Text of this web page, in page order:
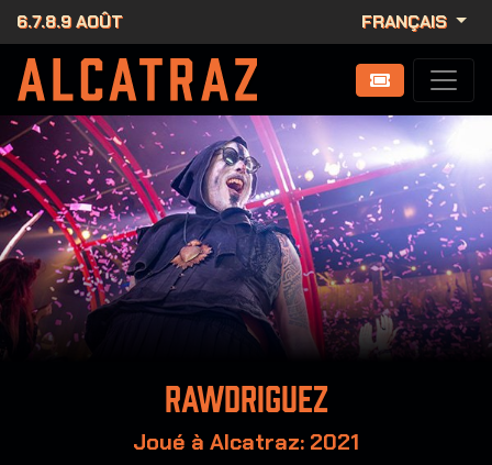
6.7.8.9 AOÛT FRANÇAIS
Rawdriguez
Joué à Alcatraz: 2021